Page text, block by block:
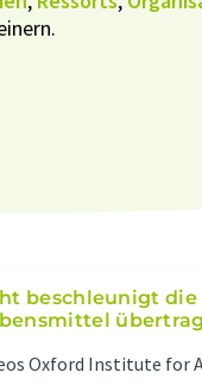
beschleunigt
Oxford Institute